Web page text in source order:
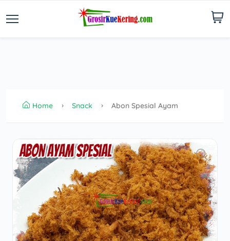
Home Snack Abon Spesial Ayam